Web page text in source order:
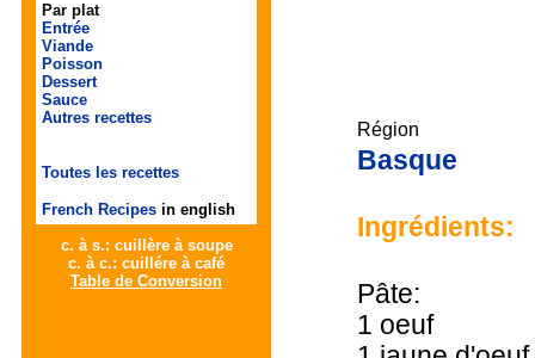
Par plat
Entrée
Viande
Poisson
Dessert
Sauce
Autres recettes
Toutes les recettes
French Recipes in english
c. à s.: cuillère à soupe
c. à c.: cuillére à café
Table de Conversion
Région
Basque
Ingrédients:
Pâte:
1 oeuf